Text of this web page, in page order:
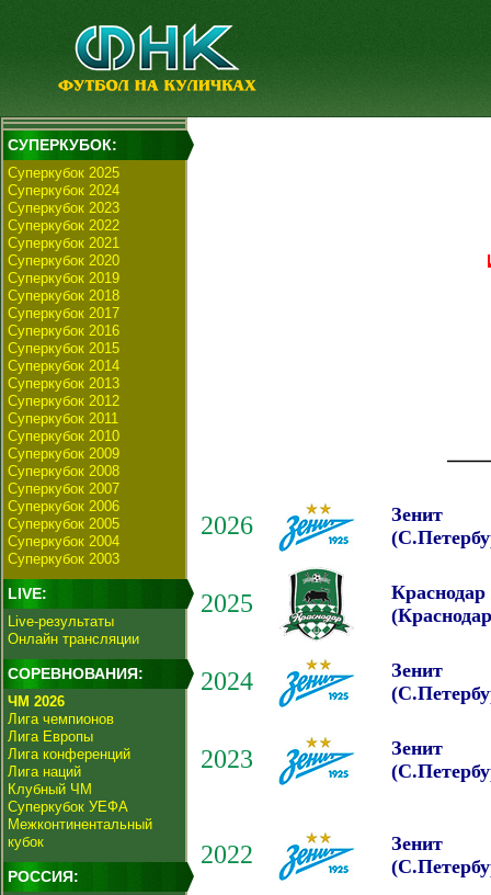
СУПЕРКУБОК:
Суперкубок 2025
Суперкубок 2024
Суперкубок 2023
Суперкубок 2022
Суперкубок 2021
Суперкубок 2020
Суперкубок 2019
Суперкубок 2018
Суперкубок 2017
Суперкубок 2016
Суперкубок 2015
Суперкубок 2014
Суперкубок 2013
Суперкубок 2012
Суперкубок 2011
Суперкубок 2010
Суперкубок 2009
Суперкубок 2008
Суперкубок 2007
Суперкубок 2006
Суперкубок 2005
Суперкубок 2004
Суперкубок 2003
LIVE:
Live-результаты
Онлайн трансляции
СОРЕВНОВАНИЯ:
ЧМ 2026
Лига чемпионов
Лига Европы
Лига конференций
Лига наций
Клубный ЧМ
Суперкубок УЕФА
Межконтинентальный
кубок
РОССИЯ:
2026
Зенит
2025
Краснодар
2024
Зенит
2023
Зенит
2022
Зенит